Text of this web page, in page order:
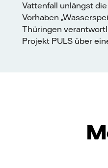
Vattenfall unlängst
Vorhaben
Thüringen
Projekt PULS über